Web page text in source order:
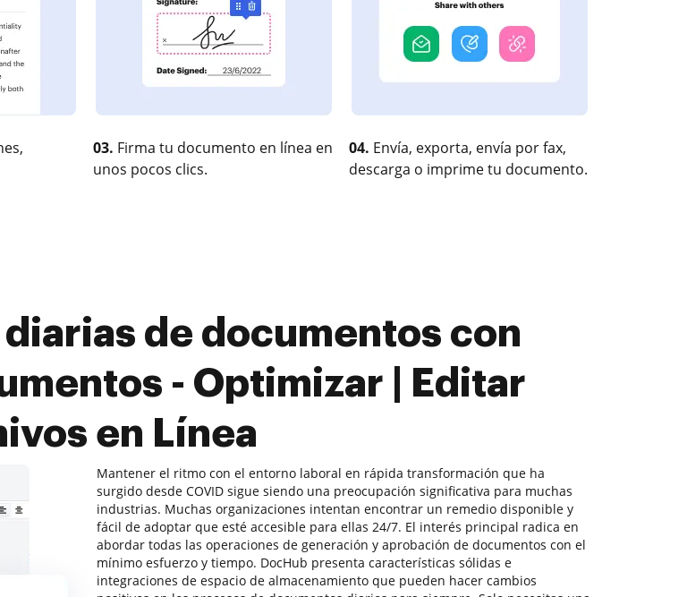
03. Firma tu documento en línea en
unos pocos clics.
04. Envía, exporta, envía por fax,
descarga o imprime tu documento.
de documentos con
- Optimizar | Editar
en Línea
Mantener el ritmo con el entorno laboral en rápida transformación que ha
surgido desde COVID sigue siendo una preocupación significativa para muchas
industrias. Muchas organizaciones intentan encontrar un remedio disponible y
fácil de adoptar que esté accesible para ellas 24/7. El interés principal radica en
abordar todas las operaciones de generación y aprobación de documentos con el
mínimo esfuerzo y tiempo. DocHub presenta características sólidas e
integraciones de espacio de almacenamiento que pueden hacer cambios